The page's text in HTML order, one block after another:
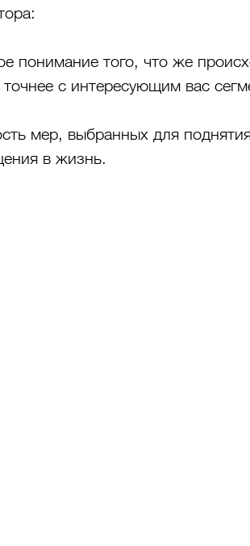
понимание того, что же
с интересующим вас
мер, выбранных для
в жизнь.